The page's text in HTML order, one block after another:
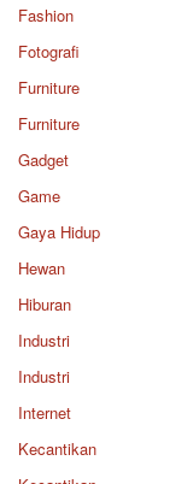
Fashion
Fotografi
Furniture
Furniture
Gadget
Game
Gaya Hidup
Hewan
Hiburan
Industri
Industri
Internet
Kecantikan